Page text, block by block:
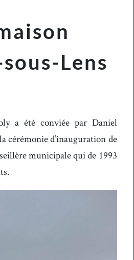
Lens
a été conviée par Daniel
cérémonie d’inauguration de
municipale qui de 1993